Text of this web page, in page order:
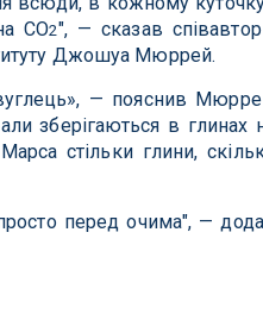
CO2", — сказав
Джошуа Мюррей.
— пояснив
зберігаються в глинах
стільки глини,
перед очима", —